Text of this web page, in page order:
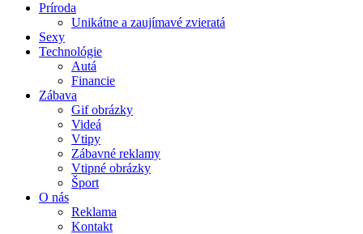
Príroda
Unikátne a zaujímavé zvieratá
Sexy
Technológie
Autá
Financie
Zábava
Gif obrázky
Videá
Vtipy
Zábavné reklamy
Vtipné obrázky
Šport
O nás
Reklama
Kontakt